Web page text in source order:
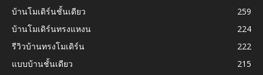
บ้านโมเดิร์นชั้นเดียว
259
บ้านโมเดิร์นทรงแหงน
224
รีวิวบ้านทรงโมเดิร์น
222
แบบบ้านชั้นเดียว
215